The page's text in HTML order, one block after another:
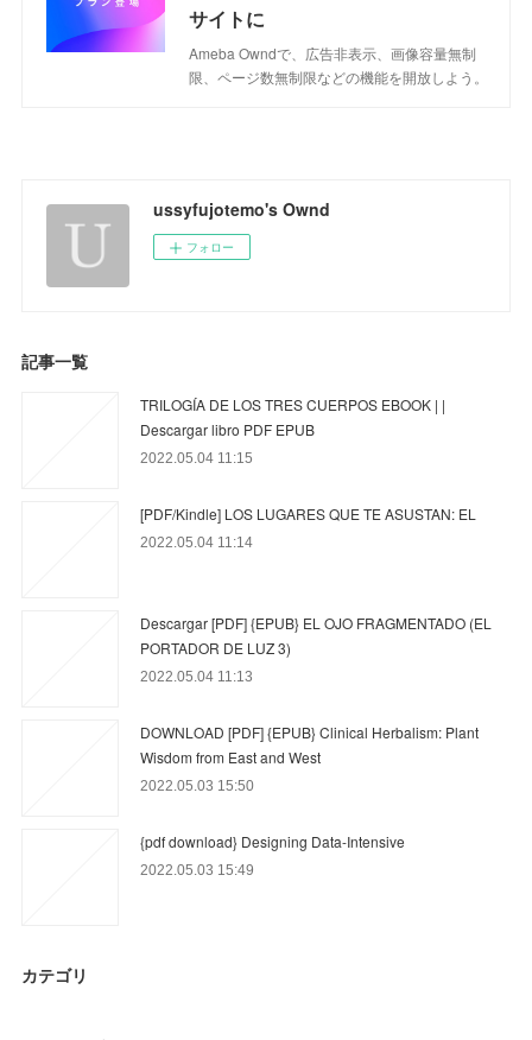
サイトに
Ameba Owndで、広告非表示、画像容量無制
限、ページ数無制限などの機能を開放しよう。
ussyfujotemo's Ownd
フォロー
記事一覧
TRILOGÍA DE LOS TRES CUERPOS EBOOK | |
Descargar libro PDF EPUB
2022.05.04 11:15
[PDF/Kindle] LOS LUGARES QUE TE ASUSTAN: EL
2022.05.04 11:14
Descargar [PDF] {EPUB} EL OJO FRAGMENTADO (EL
PORTADOR DE LUZ 3)
2022.05.04 11:13
DOWNLOAD [PDF] {EPUB} Clinical Herbalism: Plant
Wisdom from East and West
2022.05.03 15:50
{pdf download} Designing Data-Intensive
2022.05.03 15:49
カテゴリ